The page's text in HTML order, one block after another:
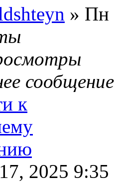
» Пн
2025 9:35